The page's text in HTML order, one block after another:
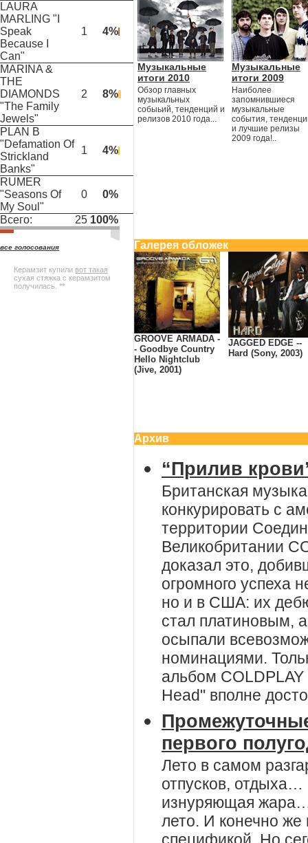
LAURA
MARLING "I
Speak
Because I
Can"
1 4%
MARINA &
THE
DIAMONDS
"The Family
Jewels"
2 8%
PLAN B
"Defamation Of
Strickland
Banks"
1 4%
RUMER
"Seasons Of
My Soul"
0 0%
Всего: 25 100%
все голосования
Керамзит купили вот такая
сухая стяжка с керамзитом
получилась. **
Музыкальные
итоги 2010
Обзор главных
музыкальных
собыьий, тенденций и
релизов 2010 года...
Музыкальные
итоги 2009
Наиболее
запомнившиеся
музыкальные
события,
и лучшие релизы
2009 года!..
Галерея обложек
GROOVE ARMADA -
- Goodbye Country
Hello Nightclub
(Jive, 2001)
JAGGED EDGE --
Hard (Sony, 2003)
Архив
“Прилив
Британская
конкурировать с
территории
Великобритании
доказал это,
огромного успеха
но и в США: их
стал платиновым,
осыпали
номинациями.
альбом
Head" вполне
первого
Лето в самом
отпусков,
изнуряющая
лето. И конечно